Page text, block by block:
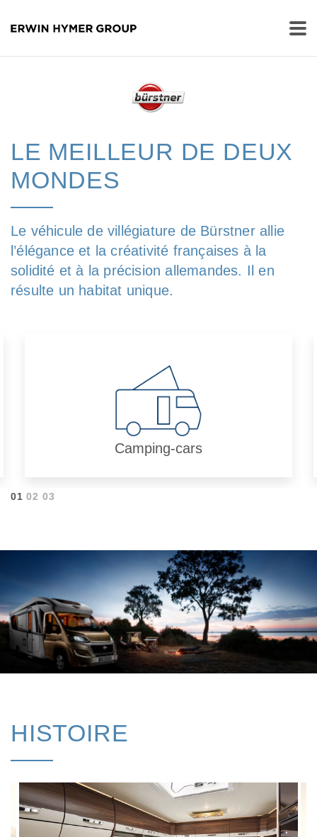
LE MEILLEUR DE DEUX
MONDES
Le véhicule de villégiature de Bürstner allie
l’élégance et la créativité françaises à la
solidité et à la précision allemandes. Il en
résulte un habitat unique.
Camping-cars
01 02 03
HISTOIRE